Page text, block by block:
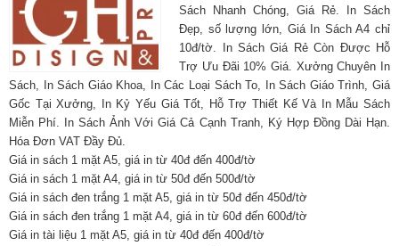
Sách Nhanh Chóng, Giá Rẻ. In Sách
Đẹp, số lượng lớn, Giá In Sách A4 chỉ
10đ/tờ. In Sách Giá Rẻ Còn Được Hỗ
Trợ Ưu Đãi 10% Giá. Xưởng Chuyên In
Sách, In Sách Giáo Khoa, In Các Loại Sách To, In Sách Giáo Trình, Giá
Gốc Tại Xưởng, In Kỷ Yếu Giá Tốt, Hỗ Trợ Thiết Kế Và In Mẫu Sách
Miễn Phí. In Sách Ảnh Với Giá Cả Cạnh Tranh, Ký Hợp Đồng Dài Hạn.
Hóa Đơn VAT Đầy Đủ.
Giá in sách 1 mặt A5, giá in từ 40đ đến 400đ/tờ
Giá in sách 1 mặt A4, giá in từ 50đ đến 500đ/tờ
Giá in sách đen trắng 1 mặt A5, giá in từ 50đ đến 450đ/tờ
Giá in sách đen trắng 1 mặt A4, giá in từ 60đ đến 600đ/tờ
Giá in tài liệu 1 mặt A5, giá in từ 40đ đến 400đ/tờ